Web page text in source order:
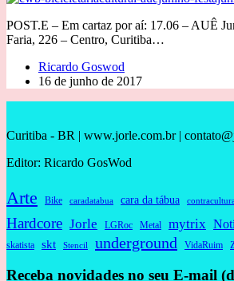
POST.E – Em cartaz por aí: 17.06 – AUÊ
Faria, 226 – Centro, Curitiba…
Ricardo Goswod
16 de junho de 2017
Curitiba - BR | www.jorle.com.br |
Editor: Ricardo GosWod
Arte Bike caradatabua cara da tábua
Hardcore Jorle LGRoc Metal mytrix
skatista skt Stencil underground VidaRuim
Receba novidades no seu E-mail